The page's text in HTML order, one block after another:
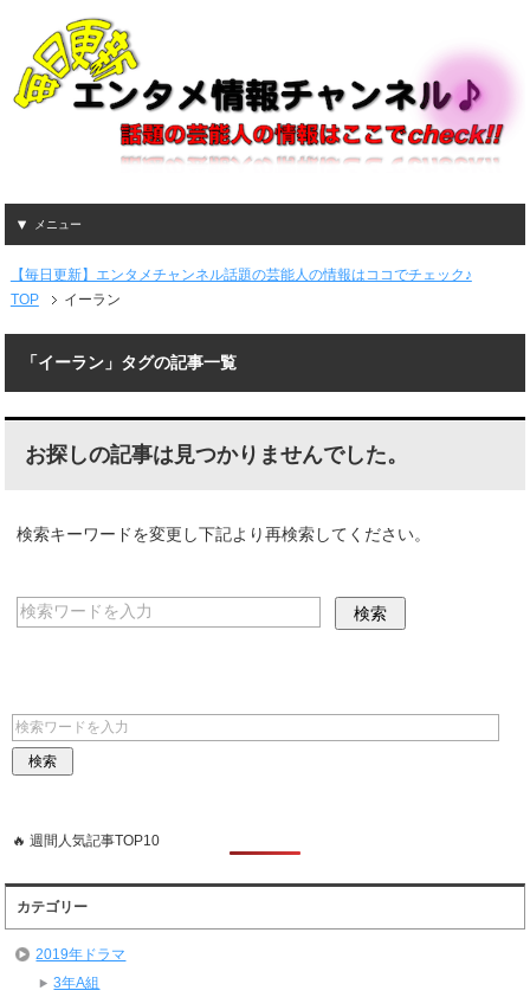
メニュー
【毎日更新】エンタメチャンネル話題の芸能人の情報はココでチェック♪
TOP
イーラン
「イーラン」タグの記事一覧
お探しの記事は見つかりませんでした。
検索キーワードを変更し下記より再検索してください。
🔥 週間人気記事TOP10
カテゴリー
2019年ドラマ
3年A組